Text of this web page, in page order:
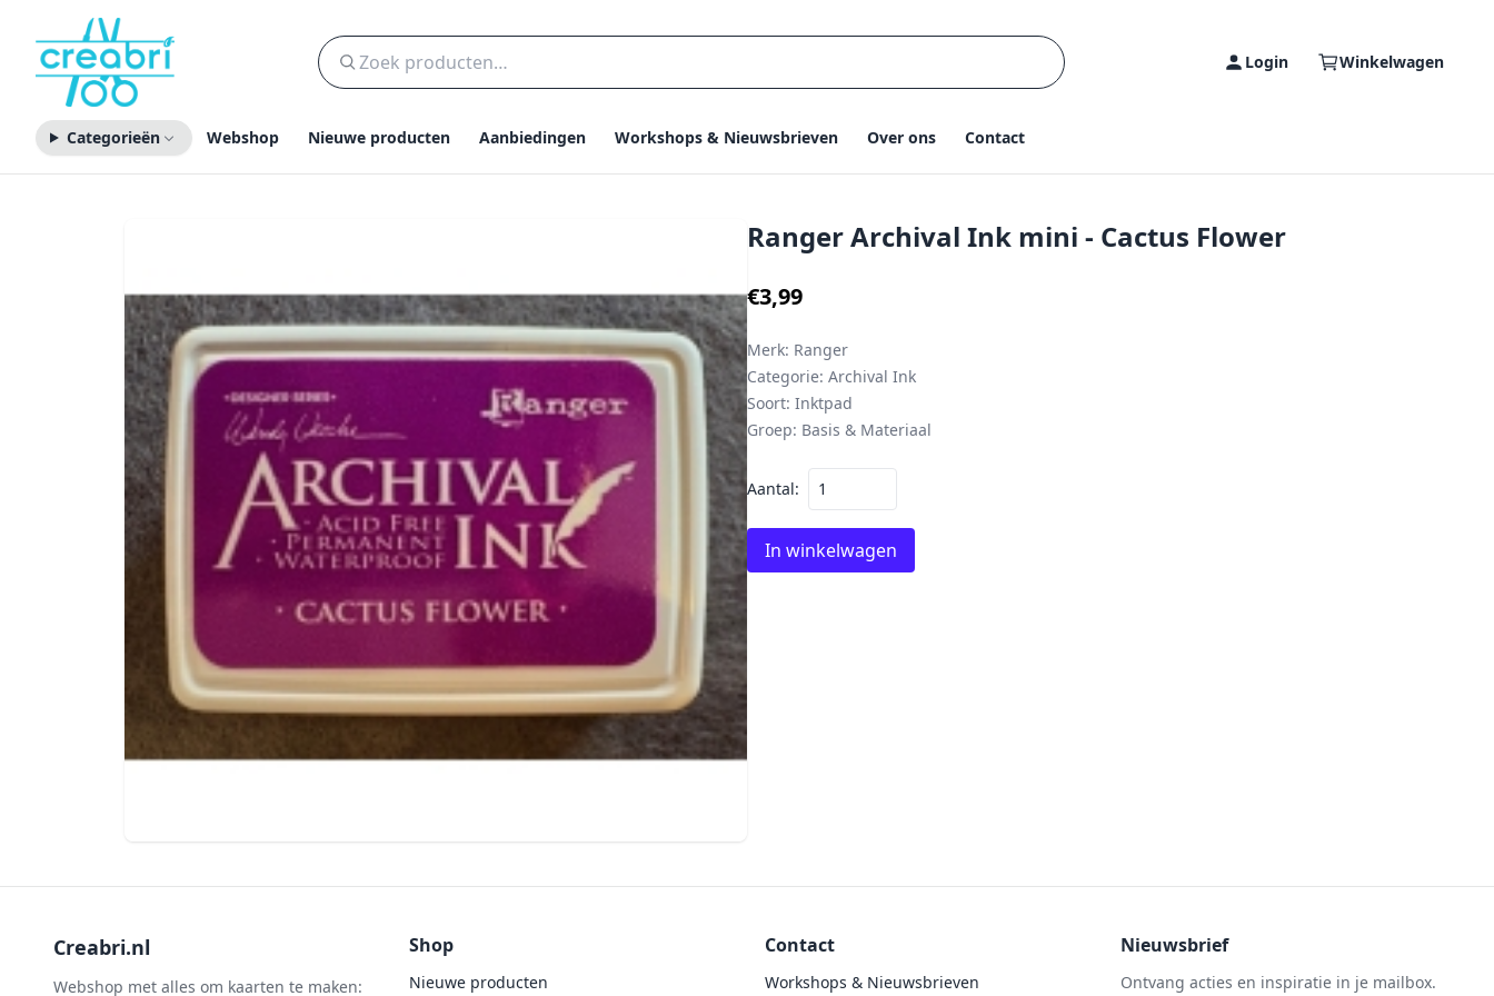
Login Winkelwagen
Categorieën Webshop Nieuwe producten Aanbiedingen Workshops & Nieuwsbrieven Over ons Contact
Ranger Archival Ink mini - Cactus Flower
€3,99
Merk: Ranger
Categorie: Archival Ink
Soort: Inktpad
Groep: Basis & Materiaal
Aantal:
In winkelwagen
Creabri.nl
Webshop met alles om kaarten te maken:
Shop
Nieuwe producten
Contact
Workshops & Nieuwsbrieven
Nieuwsbrief
Ontvang acties en inspiratie in je mailbox.